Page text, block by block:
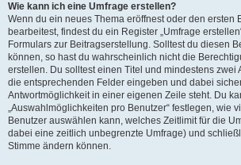
Wie kann ich eine Umfrage erstellen?
Wenn du ein neues Thema eröffnest oder den ersten
bearbeitest, findest du ein Register „Umfrage
Formulars zur Beitragserstellung. Solltest du diesen
können, so hast du wahrscheinlich nicht die
erstellen. Du solltest einen Titel und mindestens zwei
die entsprechenden Felder eingeben und dabei
Antwortmöglichkeit in einer eigenen Zeile steht. Du
„Auswahlmöglichkeiten pro Benutzer“ festlegen, wie
Benutzer auswählen kann, welches Zeitlimit für die
dabei eine zeitlich unbegrenzte Umfrage) und
Stimme ändern können.